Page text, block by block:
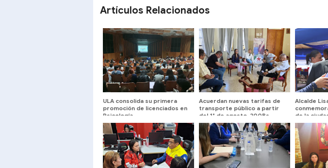
Artículos Relacionados
ULA consolida su primera
promoción de licenciados en
Psicología
Acuerdan nuevas tarifas de
transporte público a partir
del 1° de agosto, 200Bs
Urbano, 230Bs intermedio y
260Bs largo
Alcalde
de la
solemne